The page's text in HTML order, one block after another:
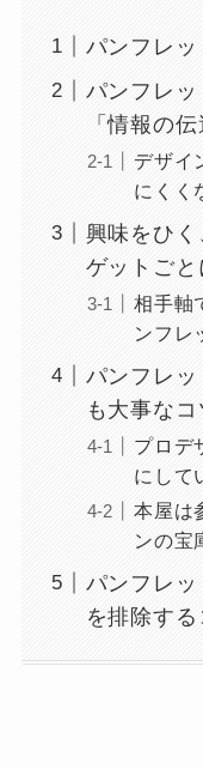
パンフレ
パンフレ
「情報の伝
デザイ
にくく
興味をひ
ゲットごと
相手軸
ンフレ
パンフレ
も大事なコ
プロデ
にして
本屋は
ンの宝
パンフレ
を排除す